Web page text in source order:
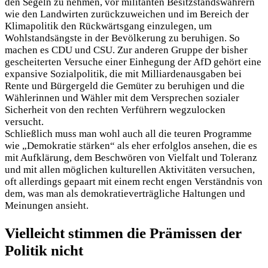
den Segeln zu nehmen, vor militanten Besitzstandswahrern
wie den Landwirten zurückzuweichen und im Bereich der
Klimapolitik den Rückwärtsgang einzulegen, um
Wohlstandsängste in der Bevölkerung zu beruhigen. So
machen es CDU und CSU. Zur anderen Gruppe der bisher
gescheiterten Versuche einer Einhegung der AfD gehört eine
expansive Sozialpolitik, die mit Milliardenausgaben bei
Rente und Bürgergeld die Gemüter zu beruhigen und die
Wählerinnen und Wähler mit dem Versprechen sozialer
Sicherheit von den rechten Verführern wegzulocken
versucht.
Schließlich muss man wohl auch all die teuren Programme
wie „Demokratie stärken“ als eher erfolglos ansehen, die es
mit Aufklärung, dem Beschwören von Vielfalt und Toleranz
und mit allen möglichen kulturellen Aktivitäten versuchen,
oft allerdings gepaart mit einem recht engen Verständnis von
dem, was man als demokratieverträgliche Haltungen und
Meinungen ansieht.
Vielleicht stimmen die Prämissen der
Politik nicht